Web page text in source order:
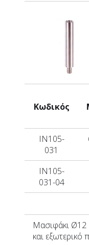
Κωδικός
IN105-
031
IN105-
031-04
Μασιφάκι Ø12
και